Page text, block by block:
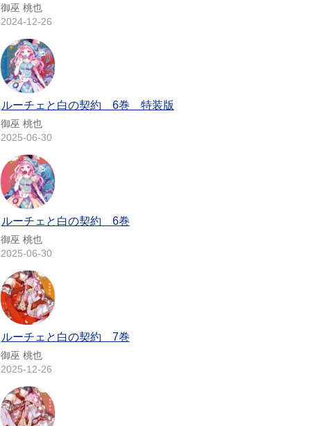
御巫 桃也
2024-12-26
ルーチェと白の契約 6巻 特装版
御巫 桃也
2025-06-30
ルーチェと白の契約 6巻
御巫 桃也
2025-06-30
ルーチェと白の契約 7巻
御巫 桃也
2025-12-26